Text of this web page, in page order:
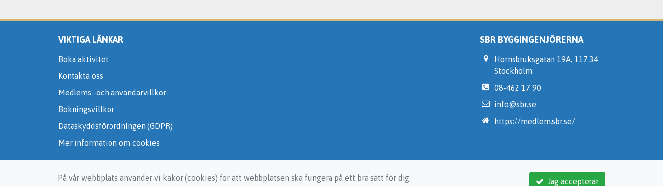
VIKTIGA LÄNKAR
Boka aktivitet
Kontakta oss
Medlems -och användarvillkor
Bokningsvillkor
Dataskyddsförordningen (GDPR)
Mer information om cookies
SBR BYGGINGENJÖRERNA
Hornsbruksgatan 19A, 117 34
Stockholm
08-462 17 90
info@sbr.se
https://medlem.sbr.se/
Jag accepterar
På vår webbplats använder vi kakor (cookies) för att webbplatsen ska fungera på ett bra sätt för dig.